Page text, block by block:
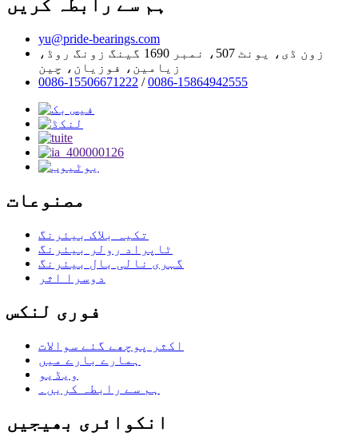
ہم سے رابطہ کریں
yu@pride-bearings.com
زون ڈی، یونٹ 507، نمبر 1690 گینگ زونگ روڈ،
زیامین، فوزیان، چین
0086-15506671222 /0086-15864942555
مصنوعات
تکیہ بلاک بیئرنگ
ٹاپراد رولر بیئرنگ
گہری نالی بال بیئرنگ
دوسرا اثر
فوری لنکس
اکثر پوچھے گئے سوالات
ہمارے بارے میں
ویڈیو
ہم سے رابطہ کریں۔
انکوائری بھیجیں